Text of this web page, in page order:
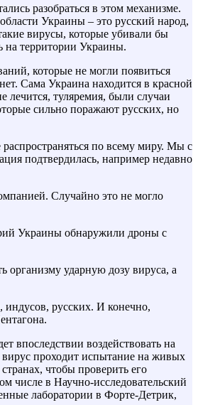
разобраться в этом механизме.
Украины – это русский народ,
вирусы, которые убивали бы
на территории Украины.
которые не могли появиться
Сама Украина находится в красной
лечится, туляремия, были случаи
сильно поражают русских, но
по всему миру. Мы с
подтвердилась, например недавно
Случайно это не могло
Украины обнаружили дроны с
ударную дозу вируса, а
индусов, русских. И конечно,
впоследствии воздействовать на
вирус проходит испытание на живых
чтобы проверить его
числе в Научно-исследовательский
лаборатории в Форте-Детрик,